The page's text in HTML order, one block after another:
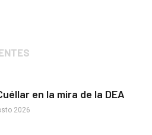
en la mira de la DEA
2026